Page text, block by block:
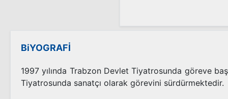
BiYOGRAFİ
1997 yılında Trabzon Devlet Tiyatrosunda göreve
Tiyatrosunda sanatçı olarak görevini sürdürmektedir.